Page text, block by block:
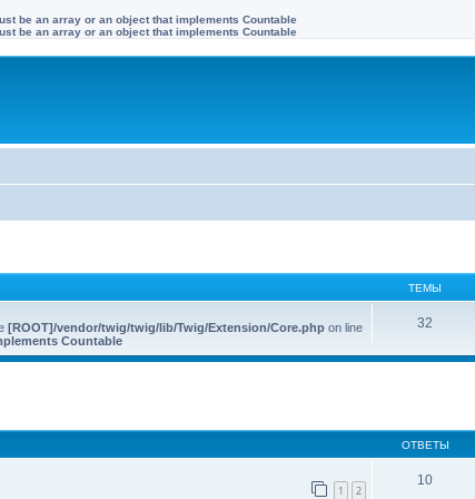
be an array or an object that implements Countable
be an array or an object that implements Countable
ТЕМЫ
[ROOT]/vendor/twig/twig/lib/Twig/Extension/Core.php on line
Countable
32
ОТВЕТЫ
1 2
10